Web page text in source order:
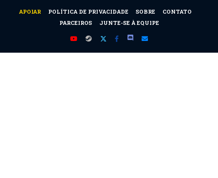
APOIAR POLÍTICA DE PRIVACIDADE SOBRE
CONTATO
PARCEIROS
JUNTE-SE À EQUIPE